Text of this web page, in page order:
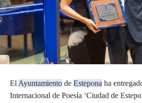
El Ayuntamiento de Estepona ha
Internacional de Poesía ‘Ciudad de